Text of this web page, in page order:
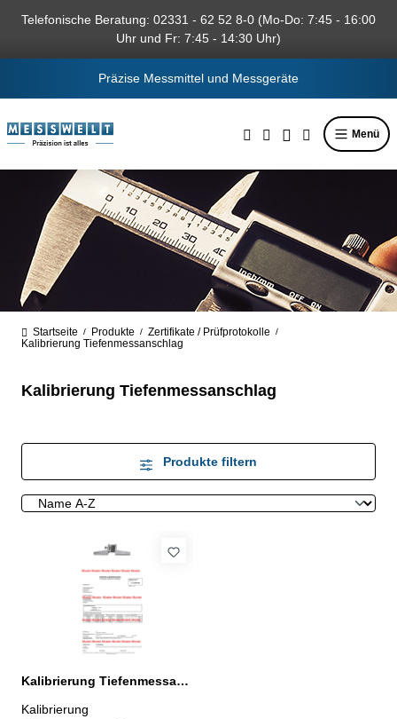
springen
Telefonische Beratung: 02331 - 62 52 8-0 (Mo-Do: 7:45 - 16:00
Uhr und Fr: 7:45 - 14:30 Uhr)
Präzise Messmittel und Messgeräte
Menü
Startseite / Produkte / Zertifikate / Prüfprotokolle /
Kalibrierung Tiefenmessanschlag
Kalibrierung Tiefenmessanschlag
Produkte filtern
Kalibrierung Tiefenmessanschlag f. Messschieber
Kalibrierung